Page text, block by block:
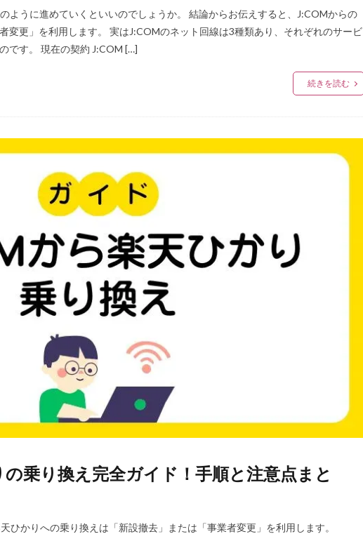
ように進めていくといいのでしょうか。 結論からお伝えすると、J:COMからの
変更」を利用します。 実はJ:COMのネット回線は3種類あり、それぞれのサービ
です。 現在の契約 J:COM […]
続きを読む
乗り換え完全ガイド！手順と注意点まと
ひかりへの乗り換えは「新設撤去」または「事業者変更」を利用します。